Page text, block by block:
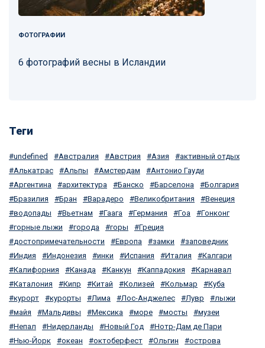
ФОТОГРАФИИ
6 фотографий весны в Исландии
Теги
undefined Австралия Австрия Азия
активный отдых
Алькатрас
Альпы Амстердам
Антонио Гауди
Аргентина
архитектура Банско Барселона
Болгария
Бразилия
Бран Варадеро Великобритания
Венеция
водопады
Вьетнам Гаага Германия Гоа
Гонконг
горные лыжи
города горы
Греция
достопримечательности
Европа замки
заповедник
Индия
Индонезия инки Испания Италия
Калгари
Калифорния
Канада Канкун Каппадокия
Карнавал
Каталония
Кипр Китай Колизей Кольмар
Куба
курорт
курорты Лима Лос-Анджелес Лувр
лыжи
майя
Мальдивы Мексика море мосты
музеи
Непал
Нидерланды Новый Год
Нотр-Дам де Пари
Нью-Йорк
океан октоберфест Ольгин
острова